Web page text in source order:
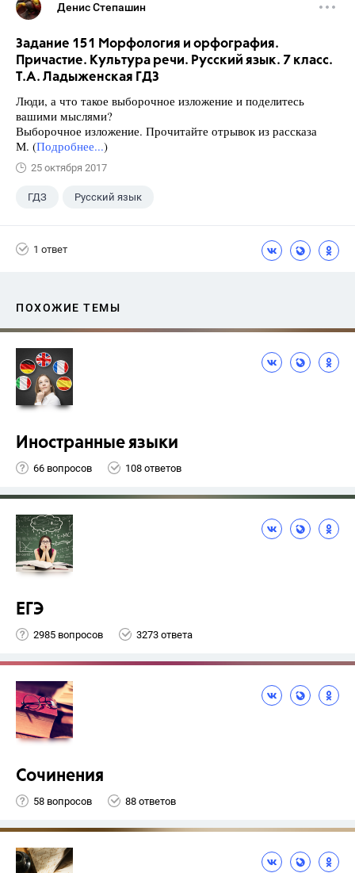
Денис Степашин
Задание 151 Морфология и орфография.
Причастие. Культура речи. Русский язык. 7 класс.
Т.А. Ладыженская ГДЗ
Люди, а что такое выборочное изложение и поделитесь
вашими мыслями?
Выборочное изложение. Прочитайте отрывок из рассказа
М. (Подробнее...)
25 октября 2017
ГДЗ Русский язык
1 ответ
ПОХОЖИЕ ТЕМЫ
Иностранные языки
66 вопросов 108 ответов
ЕГЭ
2985 вопросов 3273 ответа
Сочинения
58 вопросов 88 ответов